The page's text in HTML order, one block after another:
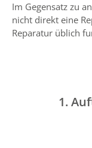
Im Gegensatz zu
nicht direkt eine
Reparatur üblich
1.